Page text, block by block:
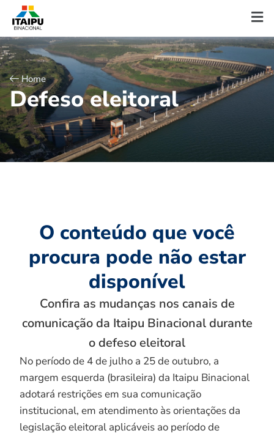
Home
Defeso eleitoral
O conteúdo que você
procura pode não estar
disponível
Confira as mudanças nos canais de
comunicação da Itaipu Binacional durante
o defeso eleitoral
No período de 4 de julho a 25 de outubro, a
margem esquerda (brasileira) da Itaipu Binacional
adotará restrições em sua comunicação
institucional, em atendimento às orientações da
legislação eleitoral aplicáveis ao período de